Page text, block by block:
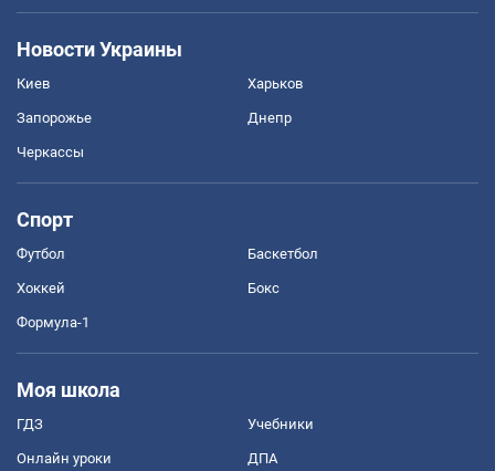
Новости Украины
Киев Харьков
Запорожье Днепр
Черкассы
Спорт
Футбол Баскетбол
Хоккей Бокс
Формула-1
Моя школа
ГДЗ Учебники
Онлайн уроки ДПА